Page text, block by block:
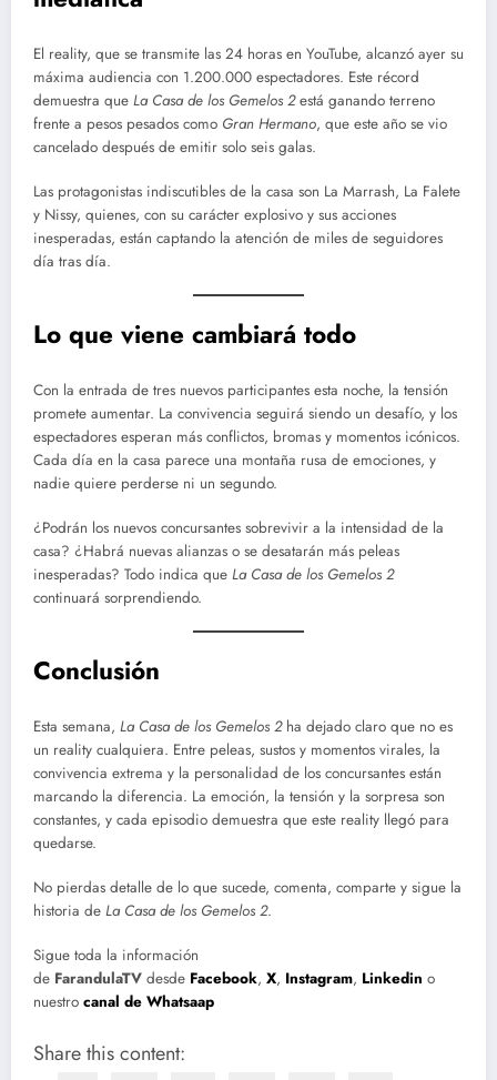
El reality, que se transmite las 24 horas en YouTube, alcanzó ayer su
máxima audiencia con 1.200.000 espectadores. Este récord
demuestra que La Casa de los Gemelos 2está ganando terreno
frente a pesos pesados como Gran Hermano, que este año se vio
cancelado después de emitir solo seis galas.
Las protagonistas indiscutibles de la casa son La Marrash, La Falete
y Nissy, quienes, con su carácter explosivo y sus acciones
inesperadas, están captando la atención de miles de seguidores
día tras día.
Lo que viene cambiará todo
Con la entrada de tres nuevos participantes esta noche, la tensión
promete aumentar. La convivencia seguirá siendo un desafío, y los
espectadores esperan más conflictos, bromas y momentos icónicos.
Cada día en la casa parece una montaña rusa de emociones, y
nadie quiere perderse ni un segundo.
¿Podrán los nuevos concursantes sobrevivir a la intensidad de la
casa? ¿Habrá nuevas alianzas o se desatarán más peleas
inesperadas? Todo indica que La Casa de los Gemelos 2
continuará sorprendiendo.
Conclusión
Esta semana, La Casa de los Gemelos 2ha dejado claro que no es
un reality cualquiera. Entre peleas, sustos y momentos virales, la
convivencia extrema y la personalidad de los concursantes están
marcando la diferencia. La emoción, la tensión y la sorpresa son
constantes, y cada episodio demuestra que este reality llegó para
quedarse.
No pierdas detalle de lo que sucede, comenta, comparte y sigue la
historia de La Casa de los Gemelos 2.
Sigue toda la información
de FarandulaTV desde Facebook, X, Instagram, Linkedin o
nuestro canal de Whatsaap
Share this content: